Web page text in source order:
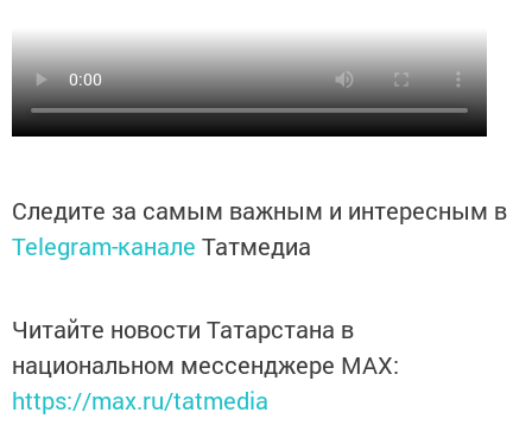
Следите за самым важным и интересным в
Telegram-канале Татмедиа
Читайте новости Татарстана в
национальном мессенджере MАХ:
https://max.ru/tatmedia